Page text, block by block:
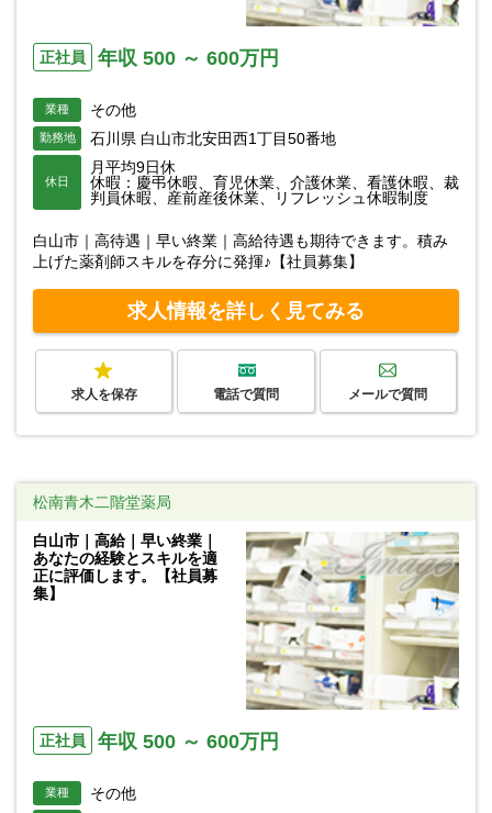
正社員 年収 500 ～ 600万円
業種 その他
勤務地 石川県 白山市北安田西1丁目50番地
休日
月平均9日休
休暇：慶弔休暇、育児休業、介護休業、看護休暇、裁
判員休暇、産前産後休業、リフレッシュ休暇制度
白山市｜高待遇｜早い終業｜高給待遇も期待できます。積み
上げた薬剤師スキルを存分に発揮♪【社員募集】
求人情報を詳しく見てみる
求人を保存 電話で質問 メールで質問
松南青木二階堂薬局
白山市｜高給｜早い終業｜
あなたの経験とスキルを適
正に評価します。【社員募
集】
正社員 年収 500 ～ 600万円
業種
その他